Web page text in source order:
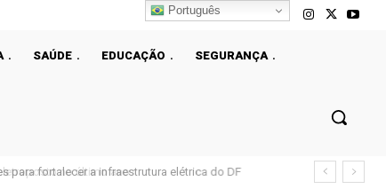
SAÚDE EDUCAÇÃO
SEGURANÇA
para fortalecer a infraestrutura elétrica do DF
Português